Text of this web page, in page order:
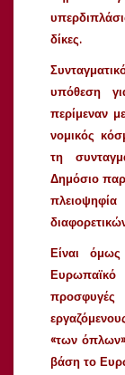
δίκες.
υπόθεση
περίμεναν
νομικός
τη
Δημόσιο
Είναι
Ευρωπαϊκό
«των
βάση το